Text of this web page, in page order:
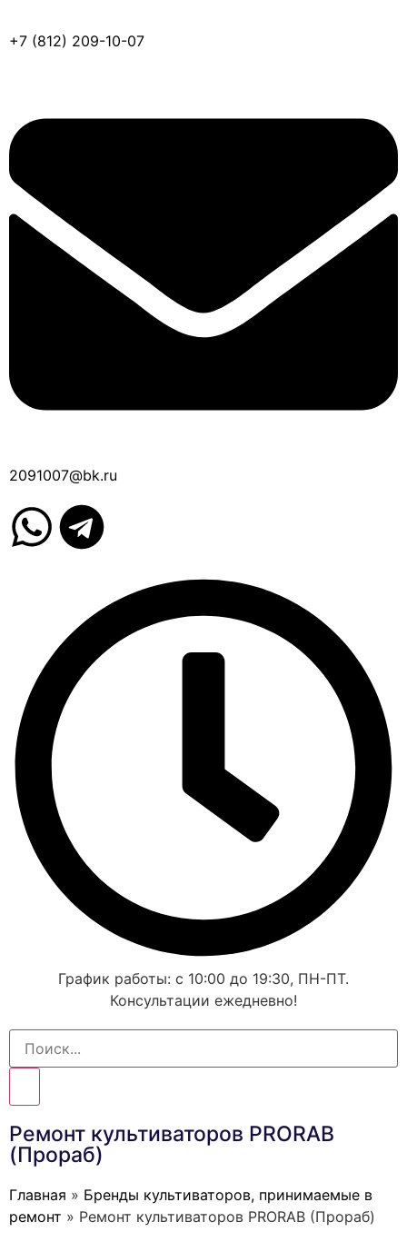
+7 (812) 209-10-07
2091007@bk.ru
График работы: с 10:00 до 19:30, ПН-ПТ.
Консультации ежедневно!
Ремонт культиваторов PRORAB
(Прораб)
Главная » Бренды культиваторов, принимаемые в
ремонт » Ремонт культиваторов PRORAB (Прораб)